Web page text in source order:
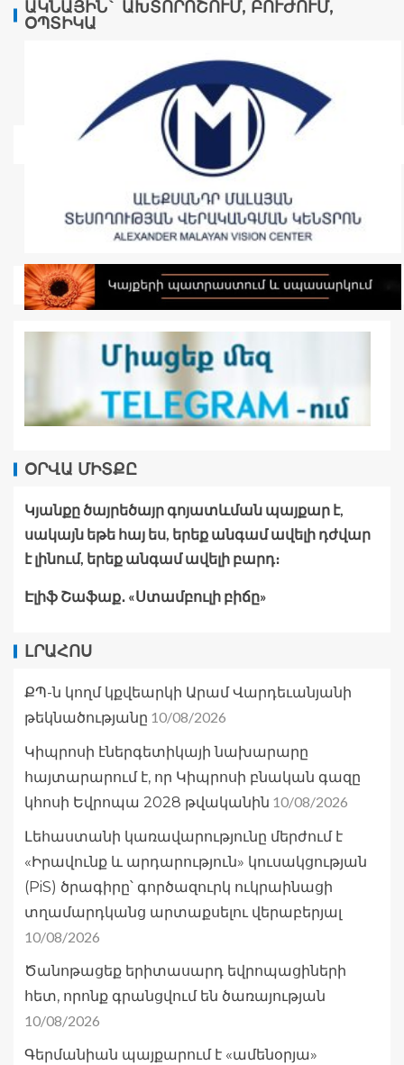
ԱԿՆԱՅԻՆ` ԱԽՏՈՐՈՇՈՒՄ, ԲՈՒԺՈՒՄ,
ՕՊՏԻԿԱ
ՕՐՎԱ ՄԻՏՔԸ
Կյանքը ծայրեծայր գոյատևման պայքար է,
սակայն եթե հայ ես, երեք անգամ ավելի դժվար
է լինում, երեք անգամ ավելի բարդ։
Էլիֆ Շաֆաք․ «Ստամբուլի բիճը»
ԼՐԱՀՈՍ
ՔՊ-ն կողմ կքվեարկի Արամ Վարդեւանյանի
թեկնածությանը 10/08/2026
Կիպրոսի էներգետիկայի նախարարը
հայտարարում է, որ Կիպրոսի բնական գազը
կհոսի Եվրոպա 2028 թվականին 10/08/2026
Լեհաստանի կառավարությունը մերժում է
«Իրավունք և արդարություն» կուսակցության
(PiS) ծրագիրը՝ գործազուրկ ուկրաինացի
տղամարդկանց արտաքսելու վերաբերյալ
10/08/2026
Ծանոթացեք երիտասարդ եվրոպացիների
հետ, որոնք գրանցվում են ծառայության
10/08/2026
Գերմանիան պայքարում է «ամենօրյա»